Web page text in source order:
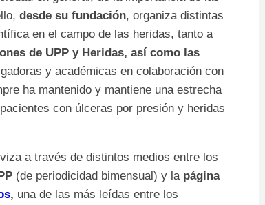
desde su fundación, organiza distintas
en el campo de las heridas, tanto a
de UPP y Heridas, así como las
y académicas en colaboración con
ha mantenido y mantiene una estrecha
con úlceras por presión y heridas
a través de distintos medios entre los
(de periodicidad bimensual) y la página
, una de las más leídas entre los